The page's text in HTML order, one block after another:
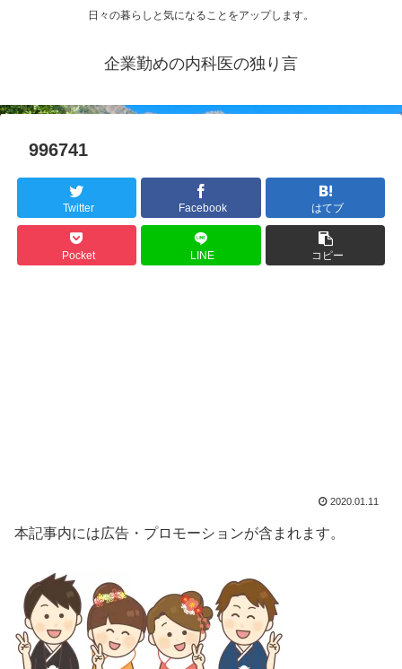
日々の暮らしと気になることをアップします。
企業勤めの内科医の独り言
996741
Twitter Facebook はてブ
Pocket LINE コピー
2020.01.11
本記事内には広告・プロモーションが含まれます。